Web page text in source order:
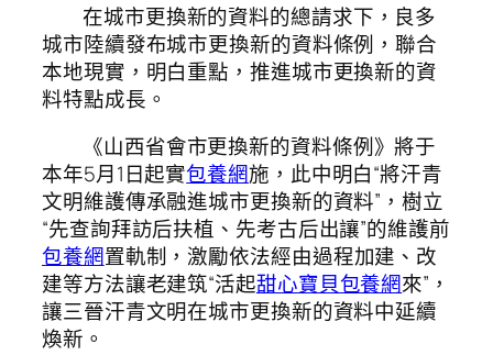
在城市更換新的資料的總請求下，良多
城市陸續發布城市更換新的資料條例，聯合
本地現實，明白重點，推進城市更換新的資
料特點成長。
《山西省會市更換新的資料條例》將于
本年5月1日起實包養網施，此中明白“將汗青
文明維護傳承融進城市更換新的資料”，樹立
“先查詢拜訪后扶植、先考古后出讓”的維護前
包養網置軌制，激勵依法經由過程加建、改
建等方法讓老建筑“活起甜心寶貝包養網來”，
讓三晉汗青文明在城市更換新的資料中延續
煥新。